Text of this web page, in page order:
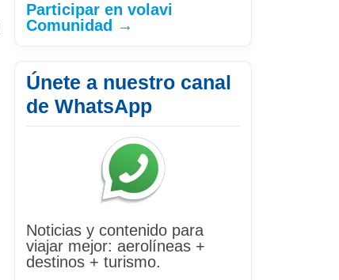
Participar en volavi
Comunidad →
Únete a nuestro canal
de WhatsApp
Noticias y contenido para
viajar mejor: aerolíneas +
destinos + turismo.